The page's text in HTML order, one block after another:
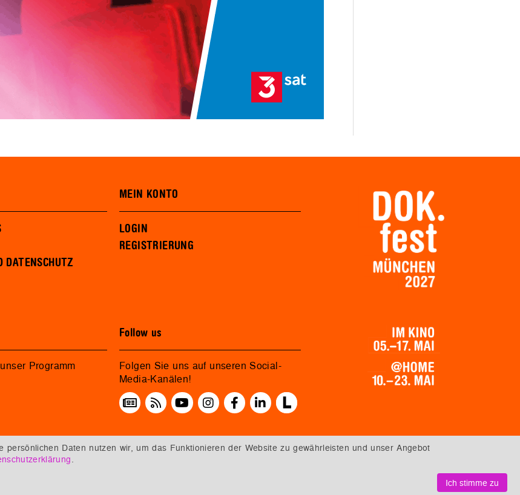
DATENSCHUTZ
MEIN KONTO
LOGIN
REGISTRIERUNG
Programm
Follow us
Folgen Sie uns auf unseren Social-
Media-Kanälen!
Daten nutzen wir, um das Funktionieren der Website zu gewährleisten und unser Angebot
.
Ich stimme zu